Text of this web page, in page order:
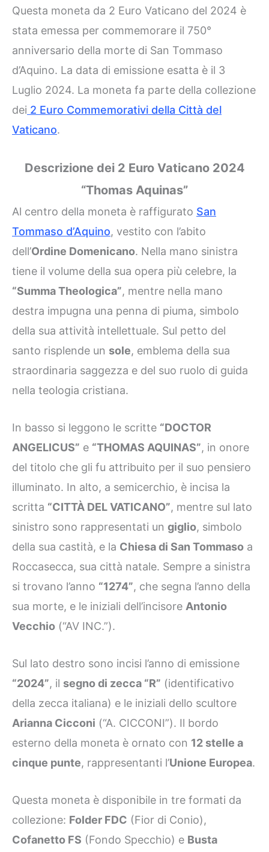
Questa moneta da 2 Euro Vaticano del 2024 è
stata emessa per commemorare il 750°
anniversario della morte di San Tommaso
d’Aquino. La data di emissione esatta è il 3
Luglio 2024. La moneta fa parte della collezione
dei 2 Euro Commemorativi della Città del
Vaticano.
Descrizione dei 2 Euro Vaticano 2024
“Thomas Aquinas”
Al centro della moneta è raffigurato San
Tommaso d’Aquino, vestito con l’abito
dell’Ordine Domenicano. Nella mano sinistra
tiene il volume della sua opera più celebre, la
“Summa Theologica”, mentre nella mano
destra impugna una penna di piuma, simbolo
della sua attività intellettuale. Sul petto del
santo risplende un sole, emblema della sua
straordinaria saggezza e del suo ruolo di guida
nella teologia cristiana.
In basso si leggono le scritte “DOCTOR
ANGELICUS” e “THOMAS AQUINAS”, in onore
del titolo che gli fu attribuito per il suo pensiero
illuminato. In alto, a semicerchio, è incisa la
scritta “CITTÀ DEL VATICANO”, mentre sul lato
sinistro sono rappresentati un giglio, simbolo
della sua castità, e la Chiesa di San Tommaso a
Roccasecca, sua città natale. Sempre a sinistra
si trovano l’anno “1274”, che segna l’anno della
sua morte, e le iniziali dell’incisore Antonio
Vecchio (“AV INC.”).
Sul lato destro sono incisi l’anno di emissione
“2024”, il segno di zecca “R” (identificativo
della zecca italiana) e le iniziali dello scultore
Arianna Cicconi (“A. CICCONI”). Il bordo
esterno della moneta è ornato con 12 stelle a
cinque punte, rappresentanti l’Unione Europea.
Questa moneta è disponibile in tre formati da
collezione: Folder FDC (Fior di Conio),
Cofanetto FS (Fondo Specchio) e Busta